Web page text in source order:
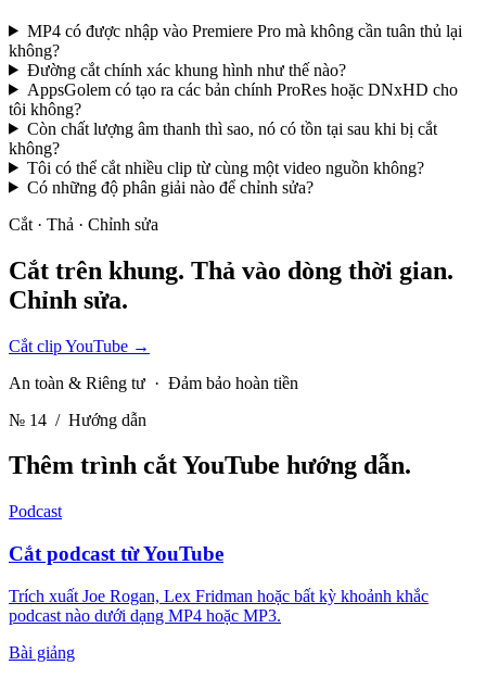
MP4 có được nhập vào Premiere Pro mà không cần tuân thủ lại
không?
Đường cắt chính xác khung hình như thế nào?
AppsGolem có tạo ra các bản chính ProRes hoặc DNxHD cho
tôi không?
Còn chất lượng âm thanh thì sao, nó có tồn tại sau khi bị cắt
không?
Tôi có thể cắt nhiều clip từ cùng một video nguồn không?
Có những độ phân giải nào để chỉnh sửa?
Cắt · Thả · Chỉnh sửa
Cắt trên khung. Thả vào dòng thời gian.
Chỉnh sửa.
Cắt clip YouTube →
An toàn & Riêng tư · Đảm bảo hoàn tiền
№ 14 / Hướng dẫn
Thêm trình cắt YouTube hướng dẫn.
Podcast
Cắt podcast từ YouTube
Trích xuất Joe Rogan, Lex Fridman hoặc bất kỳ khoảnh khắc
podcast nào dưới dạng MP4 hoặc MP3.
Bài giảng